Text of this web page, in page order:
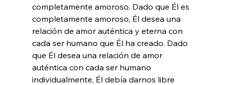
completamente amoroso. Dado que Él es
completamente amoroso, Él desea una
relación de amor auténtica y eterna con
cada ser humano que Él ha creado. Dado
que Él desea una relación de amor
auténtica con cada ser humano
individualmente, Él debía darnos libre